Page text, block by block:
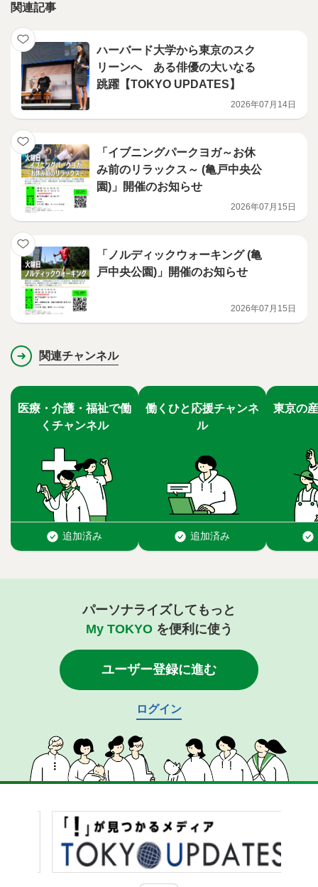
関連記事
ハーバード大学から東京のスク
リーンへ ある俳優の大いなる
跳躍【TOKYO UPDATES】
2026年07月14日
「イブニングパークヨガ～お休
み前のリラックス～ (亀戸中央公
園)」開催のお知らせ
2026年07月15日
「ノルディックウォーキング (亀
戸中央公園)」開催のお知らせ
2026年07月15日
関連チャンネル
パーソナライズしてもっと
My TOKYOを便利に使う
ユーザー登録に進む
ログイン